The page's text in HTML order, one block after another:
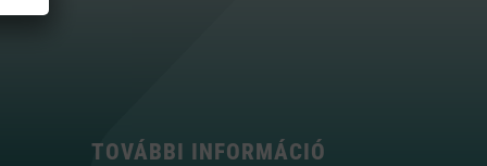
TOVÁBBI INFORMÁCIÓ